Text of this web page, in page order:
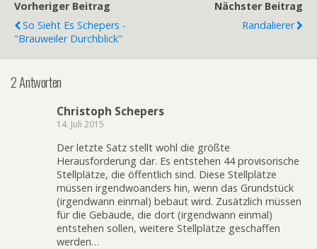
Vorheriger Beitrag
So Sieht Es Schepers -
"Brauweiler Durchblick"
Nächster Beitrag
Randalierer
2 Antworten
Christoph Schepers
14. Juli 2015
Der letzte Satz stellt wohl die größte
Herausforderung dar. Es entstehen 44 provisorische
Stellplätze, die öffentlich sind. Diese Stellplätze
müssen irgendwoanders hin, wenn das Grundstück
(irgendwann einmal) bebaut wird. Zusätzlich müssen
für die Gebäude, die dort (irgendwann einmal)
entstehen sollen, weitere Stellplätze geschaffen
werden…